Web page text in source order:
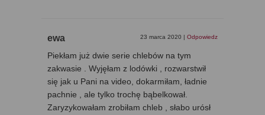
ewa 23 marca 2020 | Odpowiedz
Piekłam już dwie serie chlebów na tym
zakwasie . Wyjęłam z lodówki , rozwarstwił
się jak u Pani na video, dokarmiłam, ładnie
pachnie , ale tylko trochę bąbelkował.
Zaryzykowałam zrobiłam chleb , słabo urósł